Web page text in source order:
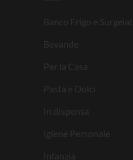
Banco Frigo e Surgelati
Bevande
Per la Casa
Pasta e Dolci
In dispensa
Igiene Personale
Infanzia